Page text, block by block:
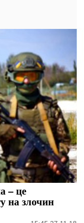
– це
на злочин